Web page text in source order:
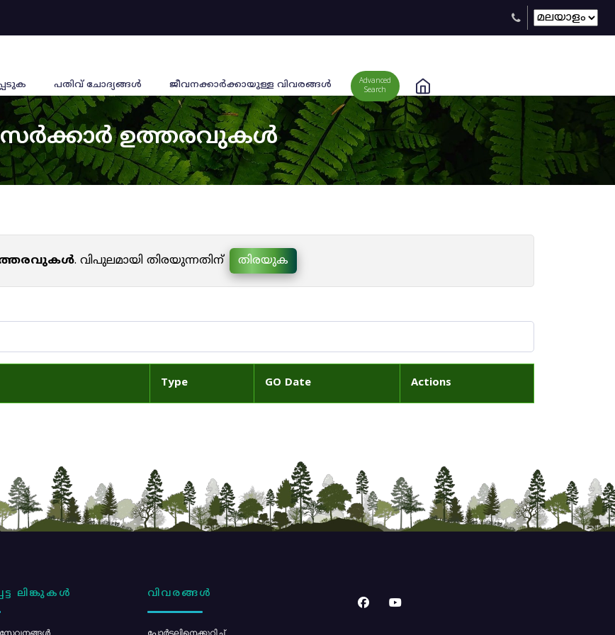
പതിവ് ചോദ്യങ്ങൾ ജീവനക്കാര്‍ക്കായുള്ള വിവരങ്ങള്‍
Advanced
Search
സർക്കാർ ഉത്തരവുകൾ
. വിപുലമായി തിരയുന്നതിന് തിരയുക
Type GO Date Actions
ലിങ്കുകൾ വിവരങ്ങൾ
പോര്‍ട്ടലിനെക്കുറിച്ച്